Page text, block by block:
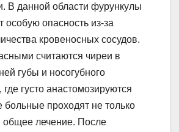
В данной области фурункулы
особую опасность из-за
кровеносных сосудов.
считаются чиреи в
губы и носогубного
где густо анастомозируются
больные проходят не только
общее лечение. После